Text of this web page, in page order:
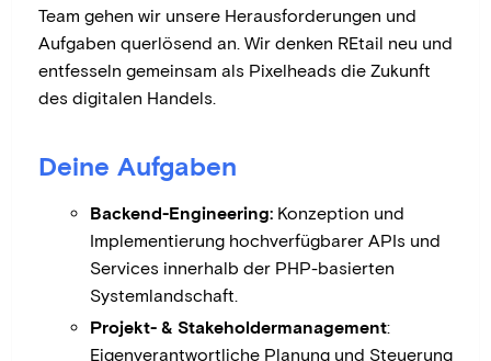
Team gehen wir unsere Herausforderungen und
Aufgaben querlösend an. Wir denken REtail neu und
entfesseln gemeinsam als Pixelheads die Zukunft
des digitalen Handels.
Deine Aufgaben
Backend-Engineering: Konzeption und
Implementierung hochverfügbarer APIs und
Services innerhalb der PHP-basierten
Systemlandschaft.
Projekt- & Stakeholdermanagement:
Eigenverantwortliche Planung und Steuerung